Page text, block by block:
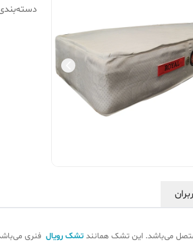
می‌باشد. این تشک همانند تشک رویال